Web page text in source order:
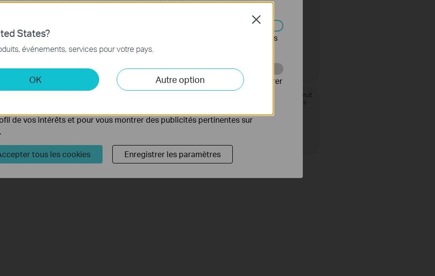
Veilleuse intelligente
Berceuses et bruit
blanc intégrés
States?
événements, services pour votre pays.
OK Autre option
Close
in ourprivacy policy.Don’t show again
au fonctionnement du site Web et ne peuvent pas être désactivés
et marketing
nous permettent d'analyser vos activités sur notre site Web pour améliorer
de notre site Web.
peuvent être définis via notre site Web par nos partenaires publicitaires
de vos intérêts et pour vous montrer des publicités pertinentes sur
tous les cookies Enregistrer les paramètres